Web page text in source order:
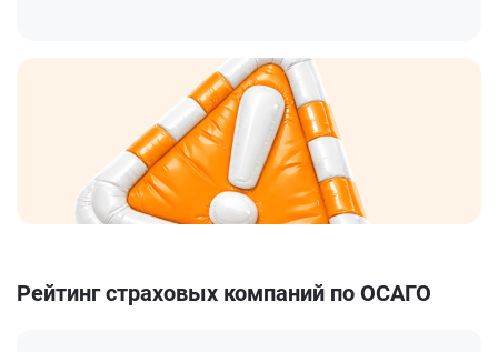
Рейтинг страховых компаний по ОСАГО